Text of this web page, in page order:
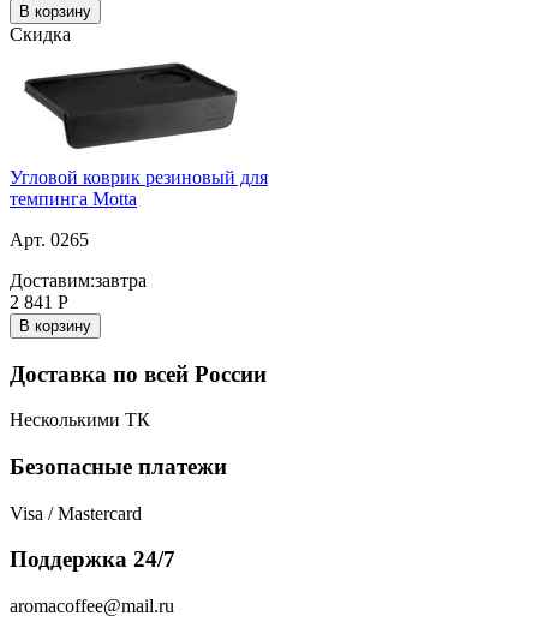
В корзину
Скидка
Угловой коврик резиновый для
темпинга Motta
Арт. 0265
Доставим:завтра
2 841 Р
В корзину
Доставка по всей России
Несколькими ТК
Безопасные платежи
Visa / Mastercard
Поддержка 24/7
aromacoffee@mail.ru